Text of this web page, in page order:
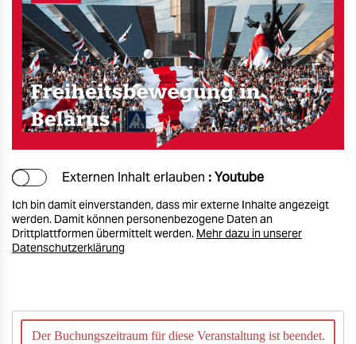
Externen Inhalt erlauben : Youtube
Ich bin damit einverstanden, dass mir externe Inhalte angezeigt
werden. Damit können personenbezogene Daten an
Drittplattformen übermittelt werden. Mehr dazu in unserer
Datenschutzerklärung
Der Buchungszeitraum für diese Veranstaltung ist beendet.